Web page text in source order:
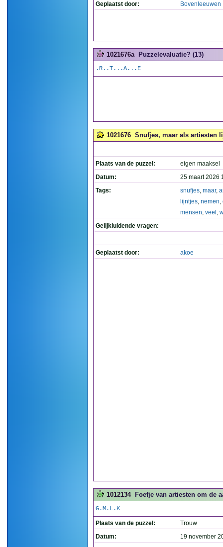
Geplaatst door: Bovenleeuwen
1021676a Puzzelevaluatie? (13)
.R..T...A...E
1021676 Snufjes, maar als artiesten
Plaats van de puzzel:
eigen maaksel
Datum:
25 maart 2026
Tags:
snufjes, maar,
lijntjes, nemen,
mensen, veel ,
Gelijkluidende vragen:
Geplaatst door: akoe
1012134 Foefje van artiesten om de
G.M.L.K
Plaats van de puzzel:
Trouw
Datum:
19 november